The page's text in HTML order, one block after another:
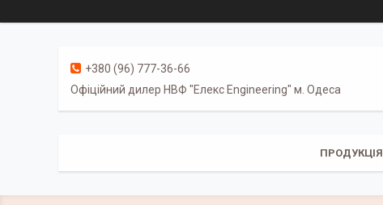
+380 (96) 777-36-66
Офіційний дилер НВФ "Елекс Engineering" м. Одеса
ПРОДУКЦІЯ